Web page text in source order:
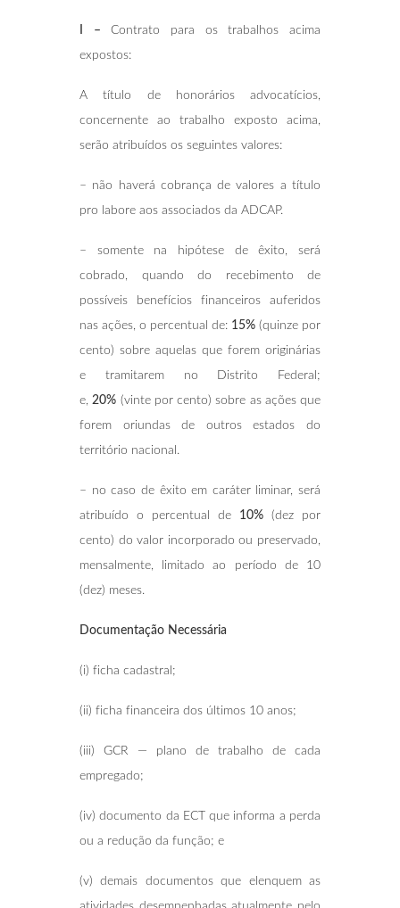
I – Contrato para os trabalhos acima
expostos:
A título de honorários advocatícios,
concernente ao trabalho exposto acima,
serão atribuídos os seguintes valores:
– não haverá cobrança de valores a título
pro labore aos associados da ADCAP.
– somente na hipótese de êxito, será
cobrado, quando do recebimento de
possíveis benefícios financeiros auferidos
nas ações, o percentual de: 15% (quinze por
cento) sobre aquelas que forem originárias
e tramitarem no Distrito Federal;
e, 20% (vinte por cento) sobre as ações que
forem oriundas de outros estados do
território nacional.
– no caso de êxito em caráter liminar, será
atribuído o percentual de 10% (dez por
cento) do valor incorporado ou preservado,
mensalmente, limitado ao período de 10
(dez) meses.
Documentação Necessária
(i) ficha cadastral;
(ii) ficha financeira dos últimos 10 anos;
(iii) GCR — plano de trabalho de cada
empregado;
(iv) documento da ECT que informa a perda
ou a redução da função; e
(v) demais documentos que elenquem as